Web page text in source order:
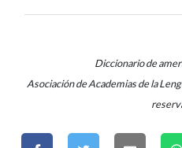
Diccionario de
Asociación de Academias de la